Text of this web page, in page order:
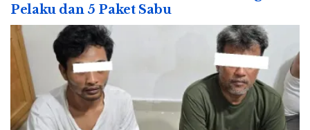
Pelaku dan 5 Paket Sabu